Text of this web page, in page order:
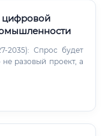
цифровой
2035): Спрос будет
разовый проект, а